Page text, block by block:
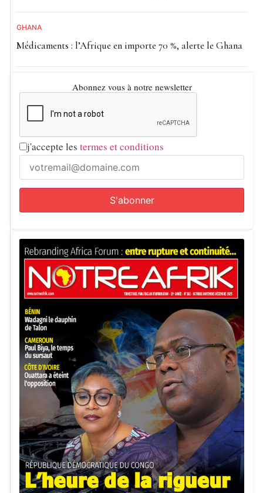
GHANA
Médicaments : l’Afrique en importe 70 %, alerte le Ghana
Abonnez vous à notre newsletter
j'accepte les termes et conditions